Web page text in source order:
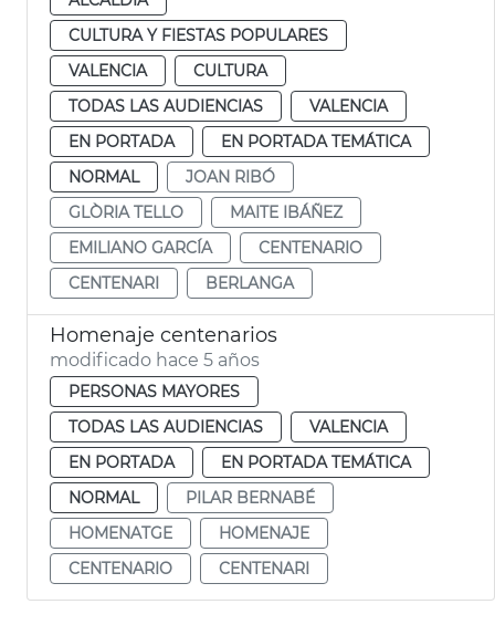
CULTURA Y FIESTAS POPULARES
VALENCIA
CULTURA
TODAS LAS AUDIENCIAS
VALENCIA
EN PORTADA
EN PORTADA TEMÁTICA
NORMAL
JOAN RIBÓ
GLÒRIA TELLO
MAITE IBÁÑEZ
EMILIANO GARCÍA
CENTENARIO
CENTENARI
BERLANGA
Homenaje centenarios
modificado hace 5 años
PERSONAS MAYORES
TODAS LAS AUDIENCIAS
VALENCIA
EN PORTADA
EN PORTADA TEMÁTICA
NORMAL
PILAR BERNABÉ
HOMENATGE
HOMENAJE
CENTENARIO
CENTENARI